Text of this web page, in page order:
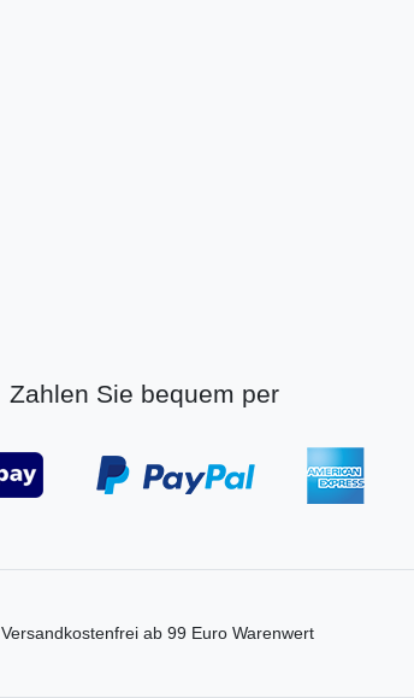
Zahlen Sie bequem per
Versandkostenfrei ab 99 Euro Warenwert